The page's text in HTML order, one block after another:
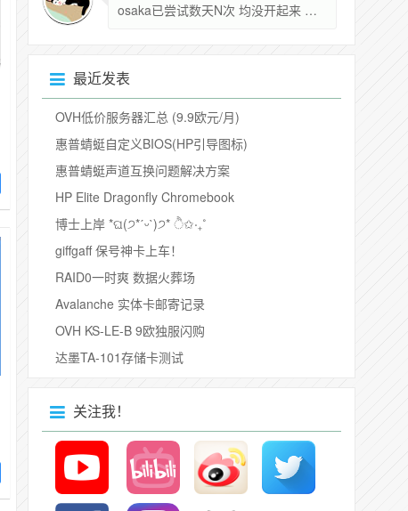
osaka已尝试数天N次 均没开起来 基本上每次到了ConvertPages：failed to find range 30分钟后就无响应 尝试重启无果 检查过BIOS7.2没问题 新建实例也还是不行 已经放弃了 等新的DD版本吧
最近发表
OVH低价服务器汇总 (9.9欧元/月)
惠普蜻蜓自定义BIOS(HP引导图标)
惠普蜻蜓声道互换问题解决方案
HP Elite Dragonfly Chromebook
博士上岸 *ଘ(੭*ˊᵕˋ)੭* ੈ✩‧₊˚
giffgaff 保号神卡上车！
RAID0一时爽 数据火葬场
Avalanche 实体卡邮寄记录
OVH KS-LE-B 9欧独服闪购
达墨TA-101存储卡测试
关注我！